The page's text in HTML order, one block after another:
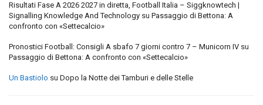
Risultati Fase A 2026 2027 in diretta, Football Italia – Siggknowtech |
Signalling Knowledge And Technology su Passaggio di Bettona: A
confronto con «Settecalcio»
Pronostici Football: Consigli A sbafo 7 giorni contro 7 – Municorn IV su
Passaggio di Bettona: A confronto con «Settecalcio»
Un Bastiolo su Dopo la Notte dei Tamburi e delle Stelle